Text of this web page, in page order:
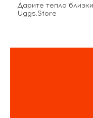
Дарите тепло
Uggs.Store